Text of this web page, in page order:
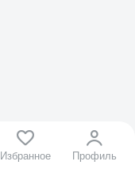
Избранное Профиль